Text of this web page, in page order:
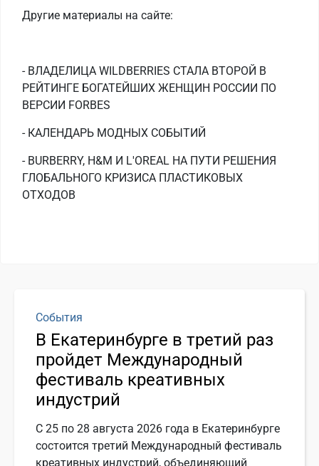
Другие материалы на сайте:
- ВЛАДЕЛИЦА WILDBERRIES СТАЛА ВТОРОЙ В
РЕЙТИНГЕ БОГАТЕЙШИХ ЖЕНЩИН РОССИИ ПО
ВЕРСИИ FORBES
- КАЛЕНДАРЬ МОДНЫХ СОБЫТИЙ
- BURBERRY, H&M И L'OREAL НА ПУТИ РЕШЕНИЯ
ГЛОБАЛЬНОГО КРИЗИСА ПЛАСТИКОВЫХ
ОТХОДОВ
События
В Екатеринбурге в третий раз
пройдет Международный
фестиваль креативных
индустрий
С 25 по 28 августа 2026 года в Екатеринбурге
состоится третий Международный фестиваль
креативных индустрий, объединяющий